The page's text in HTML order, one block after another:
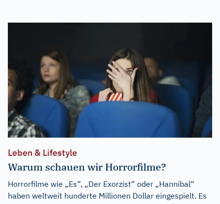
Leben & Lifestyle
Warum schauen wir Horrorfilme?
Horrorfilme wie „Es“, „Der Exorzist“ oder „Hannibal“
haben weltweit hunderte Millionen Dollar eingespielt. Es